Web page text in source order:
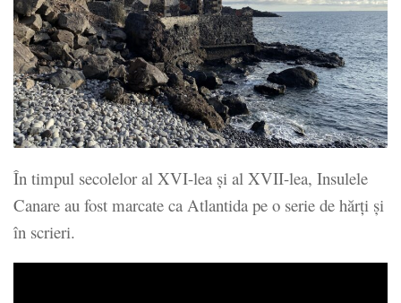
În timpul secolelor al XVI-lea și al XVII-lea, Insulele
Canare au fost marcate ca Atlantida pe o serie de hărți și
în scrieri.